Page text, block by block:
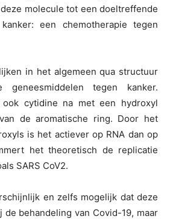
molecule tot een doeltreffende
een chemotherapie tegen
in het algemeen qua structuur
geneesmiddelen tegen kanker.
ook cytidine na met een hydroxyl
de aromatische ring. Door het
is het actiever op RNA dan op
het theoretisch de replicatie
SARS CoV2.
en zelfs mogelijk dat deze
behandeling van Covid-19, maar